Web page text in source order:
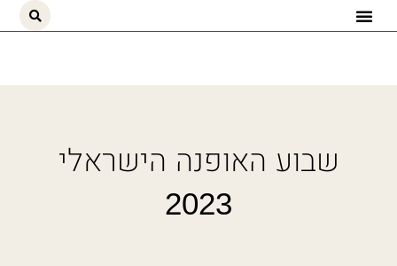
דילוג
לתוכן
שבוע האופנה הישראלי
2023